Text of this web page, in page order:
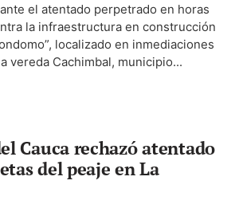
el atentado perpetrado en horas
la infraestructura en construcción
localizado en inmediaciones
vereda Cachimbal, municipio...
Cauca rechazó atentado
del peaje en La